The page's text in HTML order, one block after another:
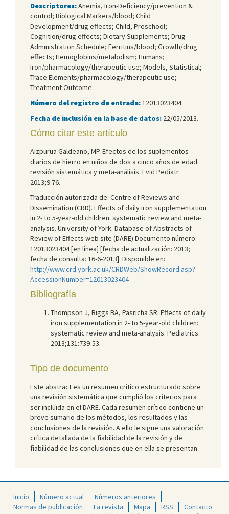
Descriptores:Anemia, Iron-Deficiency/prevention &
control; Biological Markers/blood; Child
Development/drug effects; Child, Preschool;
Cognition/drug effects; Dietary Supplements; Drug
Administration Schedule; Ferritins/blood; Growth/drug
effects; Hemoglobins/metabolism; Humans;
Iron/pharmacology/therapeutic use; Models, Statistical;
Trace Elements/pharmacology/therapeutic use;
Treatment Outcome.
Número del registro de entrada: 12013023404.
Fecha de inclusión en la base de datos: 22/05/2013.
Cómo citar este artículo
Aizpurua Galdeano, MP. Efectos de los suplementos
diarios de hierro en niños de dos a cinco años de edad:
revisión sistemática y meta-análisis. Evid Pediatr.
2013;9:76.
Traducción autorizada de: Centre of Reviews and
Dissemination (CRD). Effects of daily iron supplementation
in 2- to 5-year-old children: systematic review and meta-
analysis. University of York. Database of Abstracts of
Review of Effects web site (DARE) Documento número:
12013023404 [en línea] [fecha de actualización: 2013;
fecha de consulta: 16-6-2013]. Disponible en:
http://www.crd.york.ac.uk/CRDWeb/ShowRecord.asp?
AccessionNumber=12013023404
Bibliografía
Thompson J, Biggs BA, Pasricha SR. Effects of daily
iron supplementation in 2- to 5-year-old children:
systematic review and meta-analysis. Pediatrics.
2013;131:739-53.
Tipo de documento
Este abstract es un resumen crítico estructurado sobre
una revisión sistemática que cumplió los criterios para
ser incluida en el DARE. Cada resumen crítico contiene un
breve sumario de los métodos, los resultados y las
conclusiones de la revisión. A ello le sigue una valoración
crítica detallada de la fiabilidad de la revisión y de
fiabilidad de las conclusiones que en ella se presentan.
Inicio Número actual
Números anteriores
Normas de publicación
La revista Mapa RSS Contacto